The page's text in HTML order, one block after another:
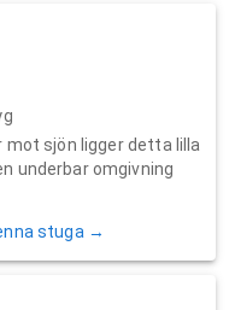
mot sjön ligger detta lilla
underbar omgivning
stuga →